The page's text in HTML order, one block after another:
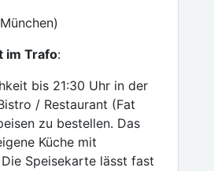
im Trafo:
bis 21:30 Uhr in der
/ Restaurant (Fat
zu bestellen. Das
Küche mit
Speisekarte lässt fast